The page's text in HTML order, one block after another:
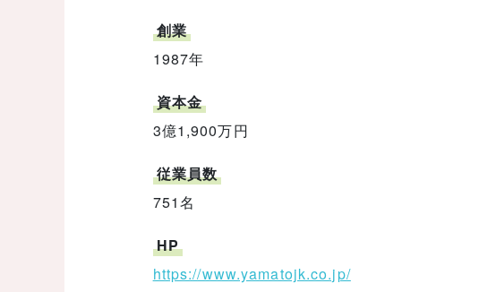
創業
1987年
資本金
3億1,900万円
従業員数
751名
HP
https://www.yamatojk.co.jp/